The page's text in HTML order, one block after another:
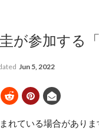
が参加する
Jun 5, 2022
れている場合がありま